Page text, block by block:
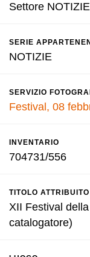
Settore
SERIE
NOTIZIE
SERVIZIO
Festival, 08
INVENTARIO
704731/556
TITOLO ATTRIBUITO
XII Festival
catalogatore)